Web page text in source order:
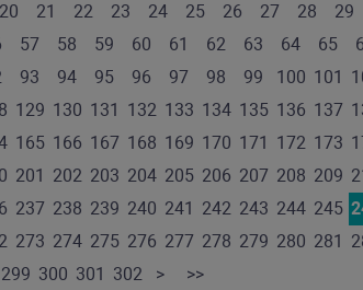
20 21 22 23 24 25 26 27 28 29
57 58 59 60 61 62 63 64 65
93 94 95 96 97 98 99 100 101
129 130 131 132 133 134 135 136 137
165 166 167 168 169 170 171 172 173
201 202 203 204 205 206 207 208 209
237 238 239 240 241 242 243 244 245
273 274 275 276 277 278 279 280 281
299 300 301 302 > >>